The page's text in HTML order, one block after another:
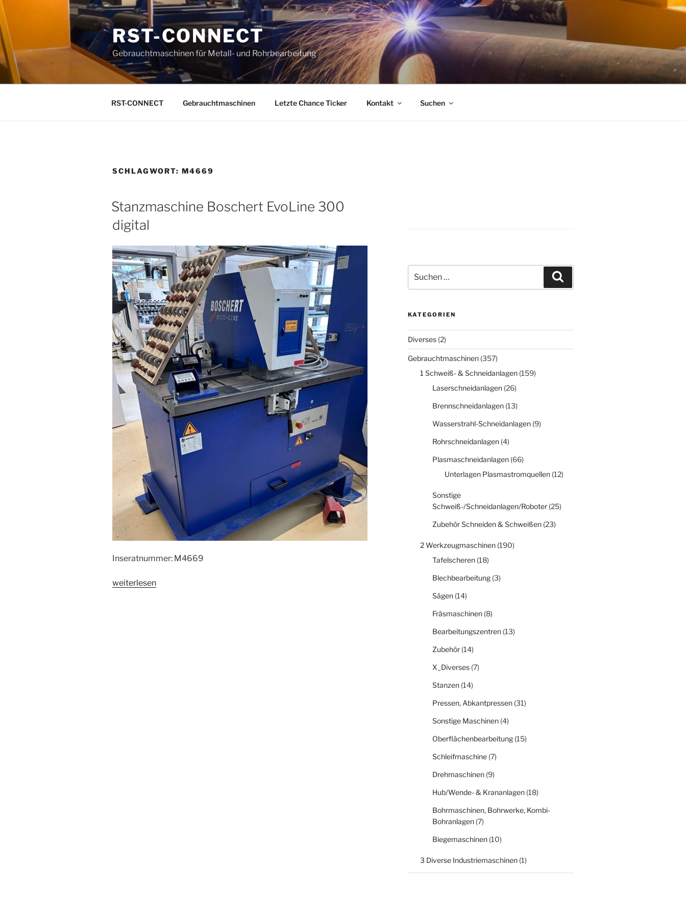
Zum
Inhalt
springen
RST-CONNECT
Gebrauchtmaschinen für Metall- und Rohrbearbeitung
RST-CONNECT Gebrauchtmaschinen Letzte Chance Ticker Kontakt Suchen
SCHLAGWORT: M4669
Stanzmaschine Boschert EvoLine 300
digital
Inseratnummer: M4669
„Stanzmaschine
weiterlesen
nach:
KATEGORIEN
Diverses(2)
Gebrauchtmaschinen(357)
1 Schweiß- & Schneidanlagen(159)
Laserschneidanlagen(26)
Brennschneidanlagen(13)
Wasserstrahl-Schneidanlagen(9)
Rohrschneidanlagen(4)
Plasmaschneidanlagen(66)
Unterlagen Plasmastromquellen(12)
Sonstige
Schweiß-/Schneidanlagen/Roboter(25)
Zubehör Schneiden & Schweißen(23)
2 Werkzeugmaschinen(190)
Tafelscheren(18)
Blechbearbeitung(3)
Sägen(14)
Fräsmaschinen(8)
Bearbeitungszentren(13)
Zubehör(14)
X_Diverses(7)
Stanzen(14)
Pressen, Abkantpressen(31)
Sonstige Maschinen(4)
Oberflächenbearbeitung(15)
Schleifmaschine(7)
Drehmaschinen(9)
Hub/Wende- & Krananlagen(18)
Bohrmaschinen, Bohrwerke, Kombi-
Bohranlagen(7)
Biegemaschinen(10)
3 Diverse Industriemaschinen(1)